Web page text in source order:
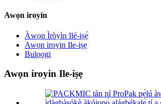
Awọn iroyin
Àwọn Ìròyìn Ilé-iṣẹ́
Awọn iroyin Ile-iṣẹ
Bulọọgi
Awọn iroyin Ile-iṣẹ